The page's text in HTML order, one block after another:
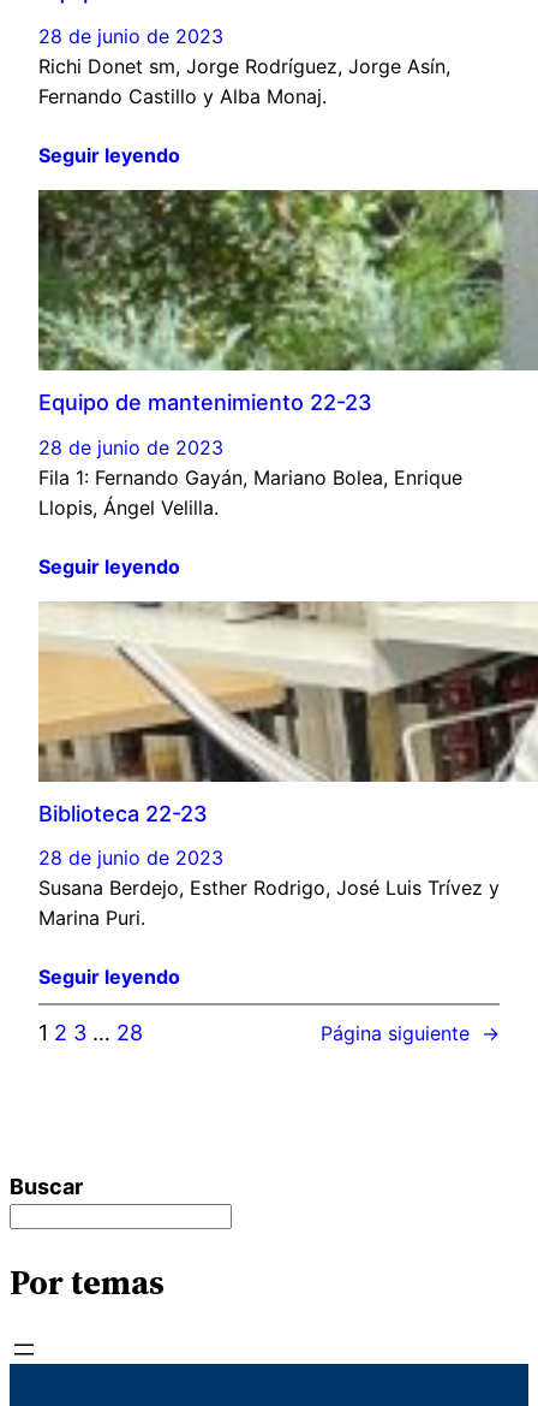
28 de junio de 2023
Richi Donet sm, Jorge Rodríguez, Jorge Asín,
Fernando Castillo y Alba Monaj.
Seguir leyendo
Equipo de mantenimiento 22-23
28 de junio de 2023
Fila 1: Fernando Gayán, Mariano Bolea, Enrique
Llopis, Ángel Velilla.
Seguir leyendo
Biblioteca 22-23
28 de junio de 2023
Susana Berdejo, Esther Rodrigo, José Luis Trívez y
Marina Puri.
Seguir leyendo
1 2 3 … 28 Página siguiente →
Buscar
Por temas